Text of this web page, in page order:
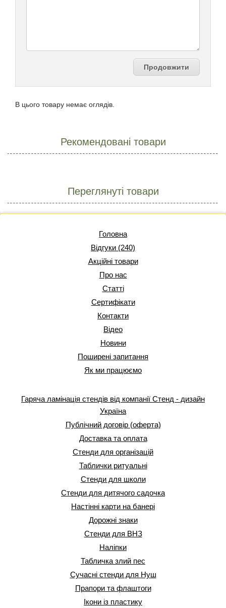
Продовжити
В цього товару немає оглядів.
Рекомендовані товари
Переглянуті товари
Головна
Відгуки (240)
Акційні товари
Про нас
Статті
Сертифікати
Контакти
Відео
Новини
Поширені запитання
Як ми працюємо
Гаряча ламінація стендів від компанії Стенд - дизайн
Україна
Публічний договір (оферта)
Доставка та оплата
Стенди для організацій
Таблички ритуальні
Стенди для школи
Стенди для дитячого садочка
Настінні карти на банері
Дорожні знаки
Стенди для ВНЗ
Наліпки
Табличка злий пес
Сучасні стенди для Нуш
Прапори та флаштоги
Ікони із пластику